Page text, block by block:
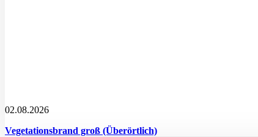
02.08.2026
Vegetationsbrand groß (Überörtlich)